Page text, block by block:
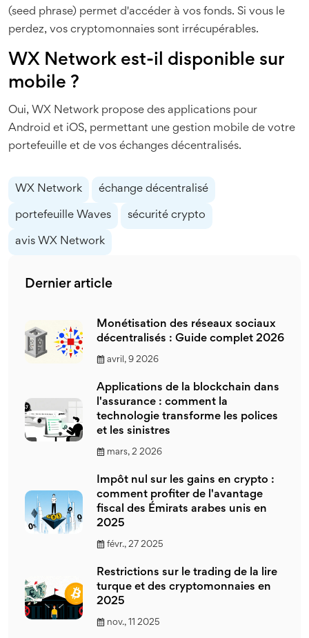
(seed phrase) permet d'accéder à vos fonds. Si vous le
perdez, vos cryptomonnaies sont irrécupérables.
WX Network est-il disponible sur
mobile ?
Oui, WX Network propose des applications pour
Android et iOS, permettant une gestion mobile de votre
portefeuille et de vos échanges décentralisés.
WX Network échange décentralisé
portefeuille Waves sécurité crypto
avis WX Network
Dernier article
Monétisation des réseaux sociaux
décentralisés : Guide complet 2026
avril, 9 2026
Applications de la blockchain dans
l'assurance : comment la
technologie transforme les polices
et les sinistres
mars, 2 2026
Impôt nul sur les gains en crypto :
comment profiter de l'avantage
fiscal des Émirats arabes unis en
2025
févr., 27 2025
Restrictions sur le trading de la lire
turque et des cryptomonnaies en
2025
nov., 11 2025